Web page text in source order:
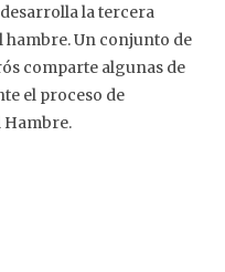
la tercera
hambre. Un conjunto de
comparte algunas de
el proceso de
Hambre.